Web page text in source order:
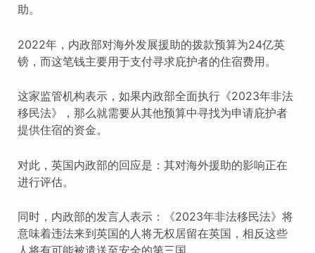
助。
2022年，内政部对海外发展援助的拨款预算为24亿英
镑，而这笔钱主要用于支付寻求庇护者的住宿费用。
这家监管机构表示，如果内政部全面执行《2023年非法
移民法》，那么就需要从其他预算中寻找为申请庇护者
提供住宿的资金。
对此，英国内政部的回应是：其对海外援助的影响正在
进行评估。
同时，内政部的发言人表示：《2023年非法移民法》将
意味着违法来到英国的人将无权居留在英国，相反这些